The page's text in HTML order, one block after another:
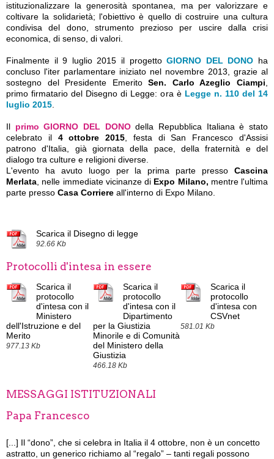
istituzionalizzare la generosità spontanea, ma per valorizzare e
coltivare la solidarietà; l'obiettivo è quello di costruire una cultura
condivisa del dono, strumento prezioso per uscire dalla crisi
economica, di senso, di valori.
Finalmente il 9 luglio 2015 il progettoGIORNO DEL DONO ha
concluso l'iter parlamentare iniziato nel novembre 2013, grazie al
sostegno del Presidente EmeritoSen. Carlo Azeglio Ciampi
primo firmatario del Disegno di Legge: ora è Legge n. 110 del 14
luglio 2015
Il primo GIORNO DEL DONOdella Repubblica Italiana è stato
celebrato il 4 ottobre 2015 , festa di San Francesco d'Assisi
patrono d'Italia, già giornata della pace, della fraternità e del
dialogo tra culture e religioni diverse.
L'evento ha avuto luogo per la prima parte presso Cascina
Merlata nelle immediate vicinanze di Expo Milano, mentre l'ultima
parte presso Casa Corriere all'interno di Expo Milano.
Scarica il Disegno di legge
92.66 Kb
Protocolli d'intesa in essere
Scarica il
protocollo
d'intesa con il
Ministero
dell'Istruzione e del
Merito
977.13 Kb
Scarica il
protocollo
d'intesa con il
Dipartimento
per la Giustizia
Minorile e di Comunità
del Ministero della
Giustizia
466.18 Kb
Scarica il
protocollo
d'intesa con
CSVnet
581.01 Kb
MESSAGGI ISTITUZIONALI
Papa Francesco
[...] Il “dono”, che si celebra in Italia il 4 ottobre, non è un concetto
astratto, un generico richiamo al “regalo” – tanti regali possono